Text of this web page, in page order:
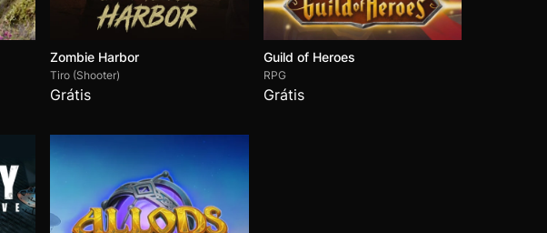
Zombie Harbor
Tiro (Shooter)
Grátis
Guild of Heroes
RPG
Grátis